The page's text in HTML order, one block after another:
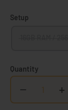
Setup
Quantity
− +